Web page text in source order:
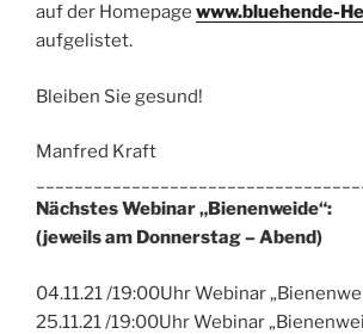
auf der Homepage www.bluehende-
aufgelistet.
Bleiben Sie gesund!
Manfred Kraft
Nächstes Webinar„Bienenweide“:
(jeweils am Donnerstag – Abend)
04.11.21 /19:00Uhr Webinar
25.11.21 /19:00Uhr Webinar